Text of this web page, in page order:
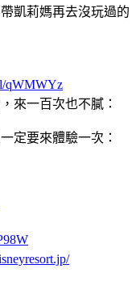
凱莉媽再去沒玩過的
qWMWYz
來一百次也不膩：
定要來體驗一次：